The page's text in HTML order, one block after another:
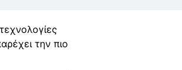
την πιο